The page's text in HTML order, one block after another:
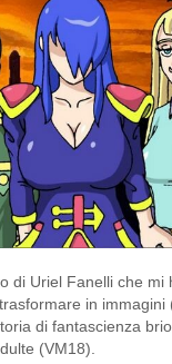
di Uriel Fanelli che mi
in immagini
di fantascienza
(VM18).